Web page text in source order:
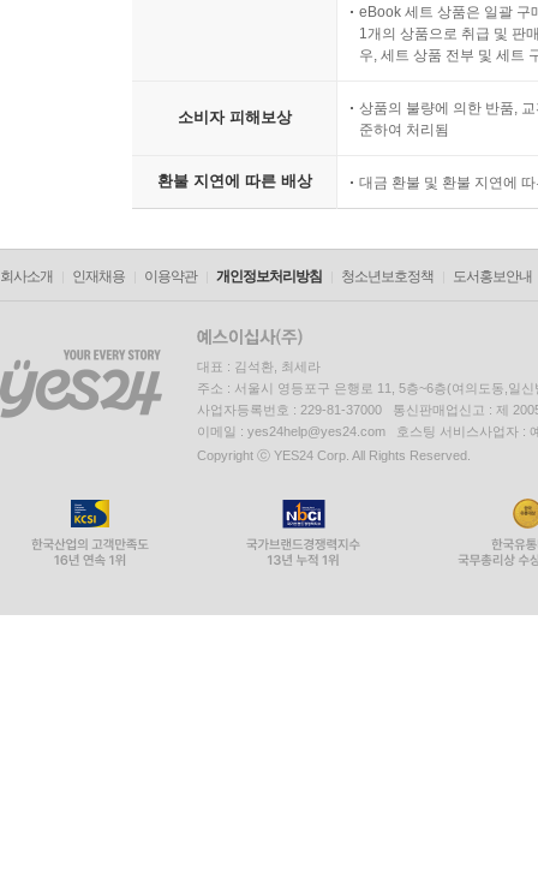
eBook 세트 상품은 일괄 구
1개의 상품으로 취급 및 판
우, 세트 상품 전부 및 세트
소비자 피해보상
상품의 불량에 의한 반품,
준하여 처리됨
환불 지연에 따른 배상 대금 환불 및 환불 지연에
회사소개 인재채용 이용약관 개인정보처리방침 청소년보호정책 도서홍보안내
대표 : 김석환, 최세라
주소 : 서울시 영등포구 은행로 11, 5층~6층(여의도동,일신
사업자등록번호 : 229-81-37000 통신판매업신고 : 제
이메일 : yes24help@yes24.com 호스팅 서비스사업자 :
Copyright ⓒ YES24 Corp. All Rights Reserved.